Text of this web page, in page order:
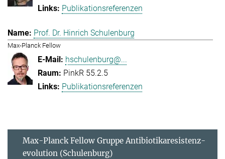
Publikationsreferenzen
Prof. Dr. Hinrich Schulenburg
Max-Planck Fellow
hschulenburg@...
PinkR 55.2.5
Publikationsreferenzen
Max-Planck Fellow Gruppe Antibiotikaresistenz-
evolution (Schulenburg)